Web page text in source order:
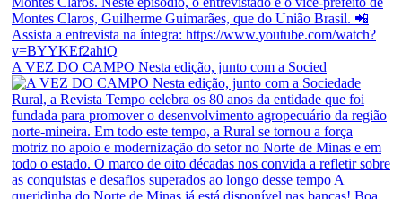
A VEZ DO CAMPO Nesta edição, junto com a Socied